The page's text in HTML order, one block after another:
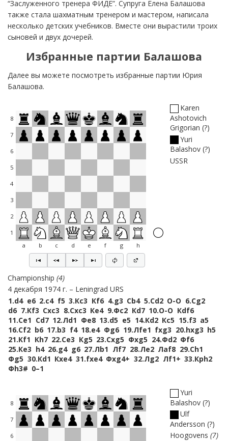
“Заслуженного тренера ФИДЕ”. Супруга Елена Балашова
также стала шахматным тренером и мастером, написала
несколько детских учебников. Вместе они вырастили троих
сыновей и двух дочерей.
Избранные партии Балашова
Далее вы можете посмотреть избранные партии Юрия
Балашова.
8
7
6
5
4
3
2
1
a
b c d e f g h
Karen
Ashotovich
Grigorian ?
Yuri
Balashov ?
USSR
Championship 4
4 декабря 1974 г.
Leningrad URS
1.d4 e6 2.c4 f5 3.Кc3 Кf6 4.g3 Сb4 5.Сd2 O-O 6.Сg2
d6 7.Кf3 Сxc3 8.Сxc3 Кe4 9.Фc2 Кd7 10.O-O Кdf6
11.Сe1 Сd7 12.Лd1 Фe8 13.d5 e5 14.Кd2 Кc5 15.f3 a5
16.Сf2 b6 17.b3 f4 18.e4 Фg6 19.Лfe1 fxg3 20.hxg3 h5
21.Кf1 Кh7 22.Сe3 Кg5 23.Сxg5 Фxg5 24.Фd2 Фf6
25.Кe3 h4 26.g4 g6 27.Лb1 Лf7 28.Лe2 Лaf8 29.Сh1
Фg5 30.Кd1 Кxe4 31.fxe4 Фxg4+ 32.Лg2 Лf1+ 33.Крh2
Фh3# 0–1
8
7
6
Yuri
Balashov ?
Ulf
Andersson ?
Hoogovens 7